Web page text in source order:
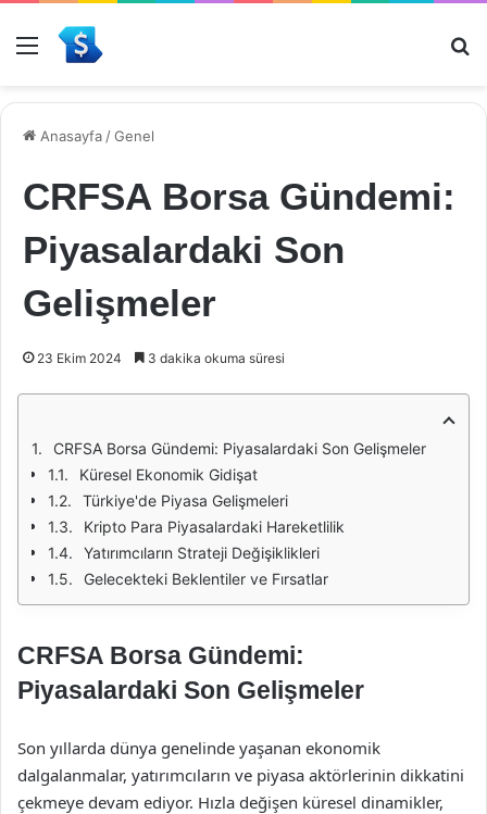
Menü
Anasayfa /Genel
CRFSA Borsa Gündemi:
Piyasalardaki Son
Gelişmeler
23 Ekim 2024 3 dakika okuma süresi
CRFSA Borsa Gündemi: Piyasalardaki Son Gelişmeler
Küresel Ekonomik Gidişat
Türkiye'de Piyasa Gelişmeleri
Kripto Para Piyasalardaki Hareketlilik
Yatırımcıların Strateji Değişiklikleri
Gelecekteki Beklentiler ve Fırsatlar
CRFSA Borsa Gündemi:
Piyasalardaki Son Gelişmeler
Son yıllarda dünya genelinde yaşanan ekonomik
dalgalanmalar, yatırımcıların ve piyasa aktörlerinin dikkatini
çekmeye devam ediyor. Hızla değişen küresel dinamikler,